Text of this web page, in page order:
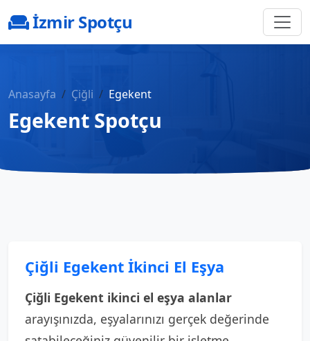
İzmir Spotçu
Anasayfa Çiğli Egekent
Egekent Spotçu
Çiğli Egekent İkinci El Eşya
Çiğli Egekent ikinci el eşya alanlar
arayışınızda, eşyalarınızı gerçek değerinde